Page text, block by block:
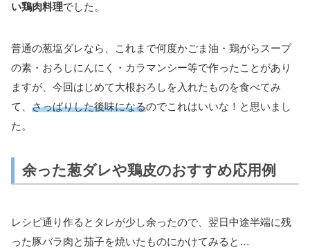
い鶏肉料理でした。
普通の葱塩ダレなら、これまで何度かごま油・鶏がらスープ
の素・おろしにんにく・カラマンシー等で作ったことがあり
ますが、今回はじめて大根おろしを入れたものを食べてみ
て、 さっぱりした後味になるのでこれはいいな！と思いまし
た。
余った葱ダレや鶏皮のおすすめ応用例
レシピ通り作るとタレが少し余ったので、翌日中途半端に残
った豚バラ肉と茄子を焼いたものにかけてみると…